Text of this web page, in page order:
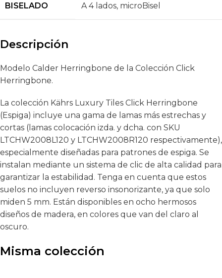
BISELADO A 4 lados, microBisel
Descripción
Modelo Calder Herringbone de la Colección Click
Herringbone.
La colección Kährs Luxury Tiles Click Herringbone
(Espiga) incluye una gama de lamas más estrechas y
cortas (lamas colocación izda. y dcha. con SKU
LTCHW2008L120 y LTCHW2008R120 respectivamente),
especialmente diseñadas para patrones de espiga. Se
instalan mediante un sistema de clic de alta calidad para
garantizar la estabilidad. Tenga en cuenta que estos
suelos no incluyen reverso insonorizante, ya que solo
miden 5 mm. Están disponibles en ocho hermosos
diseños de madera, en colores que van del claro al
oscuro.
Misma colección